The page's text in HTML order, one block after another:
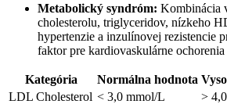
Metabolický syndróm: Kombinácia
cholesterolu, triglyceridov, nízkeho
hypertenzie a inzulínovej rezistencie
faktor pre kardiovaskulárne
Kategória Normálna hodnota
LDL Cholesterol < 3,0 mmol/L
>